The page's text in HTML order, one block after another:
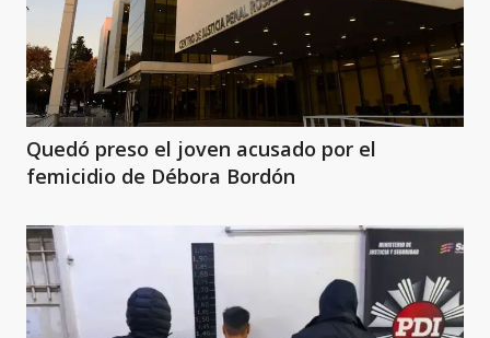
Quedó preso el joven acusado por el
femicidio de Débora Bordón